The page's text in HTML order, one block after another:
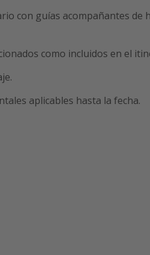
con guías acompañantes de
como incluidos en el
aplicables hasta la fecha.